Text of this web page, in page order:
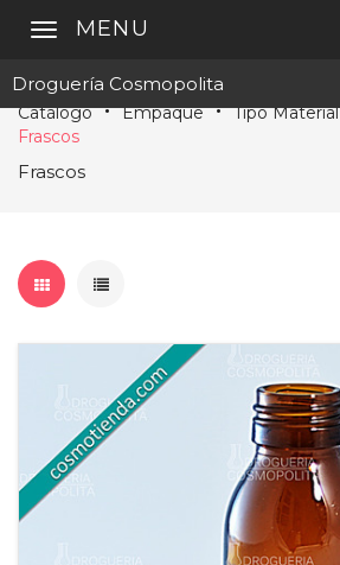
Droguería Cosmopolita
MENU
Catálogo Empaque Tipo Material
Frascos
Frascos